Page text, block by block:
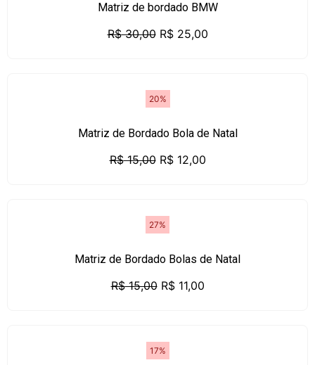
Matriz de bordado BMW
R$30,00 R$25,00
20%
Matriz de Bordado Bola de Natal
R$15,00 R$12,00
27%
Matriz de Bordado Bolas de Natal
R$15,00 R$11,00
17%